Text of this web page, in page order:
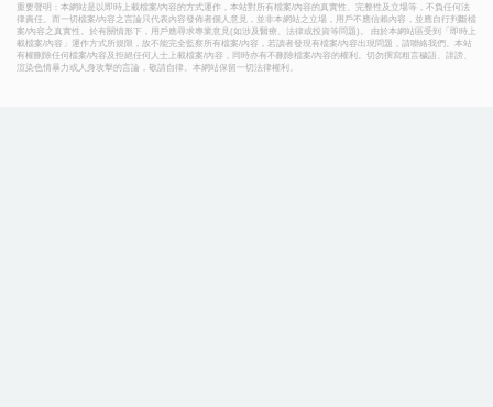
重要聲明：本網站是以即時上載檔案/內容的方式運作，本站對所有檔案/內容的真實性、完整性及立場等，不負任何法
律責任。而一切檔案/內容之言論只代表內容發佈者個人意見，並非本網站之立場，用戶不應信賴內容，並應自行判斷檔
案/內容之真實性。於有關情形下，用戶應尋求專業意見(如涉及醫療、法律或投資等問題)。 由於本網站區受到「即時上
載檔案/內容」運作方式所規限，故不能完全監察所有檔案/內容，若讀者發現有檔案/內容出現問題，請聯絡我們。本站
有權刪除任何檔案/內容及拒絕任何人士上載檔案/內容，同時亦有不刪除檔案/內容的權利。切勿撰寫粗言穢語、誹謗、
渲染色情暴力或人身攻擊的言論，敬請自律。本網站保留一切法律權利。